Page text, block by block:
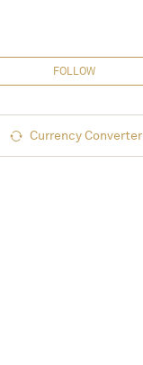
FOLLOW
Currency Converter